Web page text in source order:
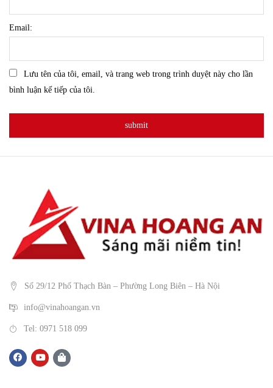
Email:
Lưu tên của tôi, email, và trang web trong trình duyệt này cho lần
bình luận kế tiếp của tôi.
Số 29/12 Phố Thạch Bàn – Phường Long Biên – Hà Nội
info@vinahoangan.vn
Tel: 0971 518 099